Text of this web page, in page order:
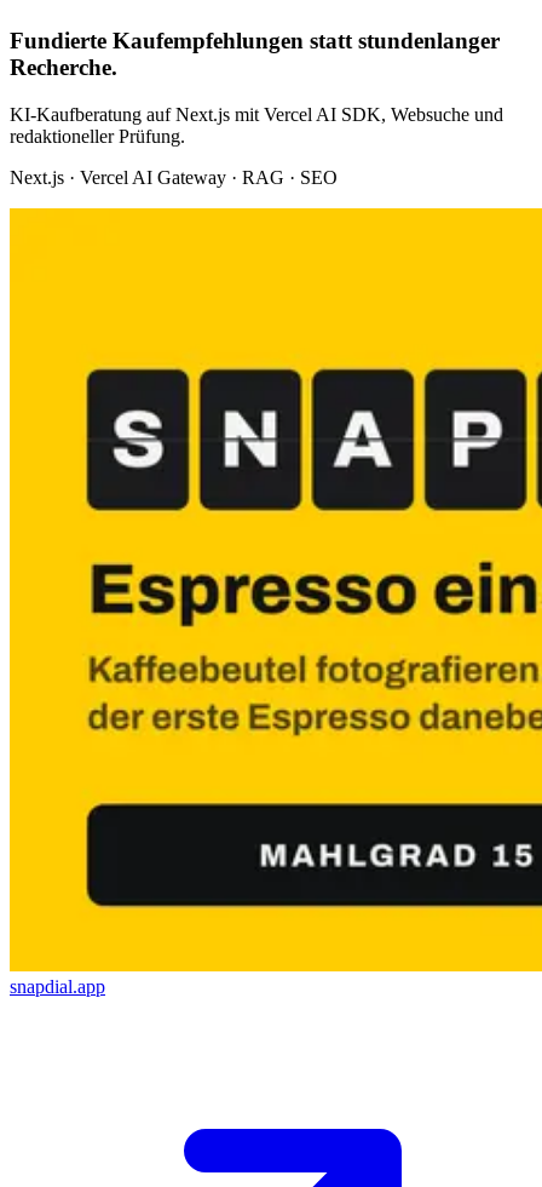
Fundierte Kaufempfehlungen statt stundenlanger
Recherche.
KI-Kaufberatung auf Next.js mit Vercel AI SDK, Websuche und
redaktioneller Prüfung.
Next.js · Vercel AI Gateway · RAG · SEO
snapdial.app